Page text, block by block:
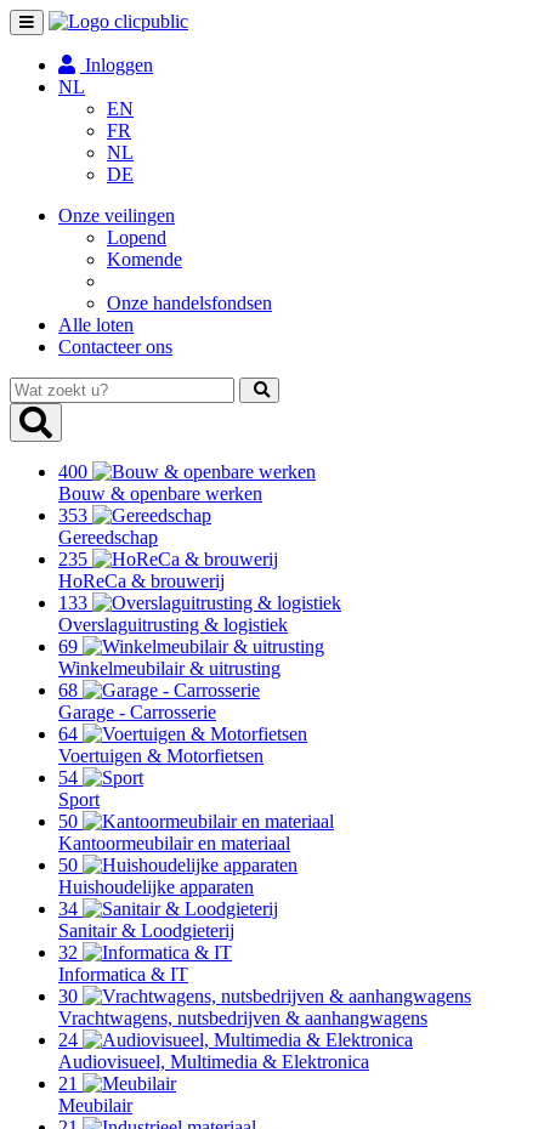
Toggle
navigation
Inloggen
NL
EN
FR
NL
DE
Onze veilingen
Lopend
Komende
Onze handelsfondsen
Alle loten
Contacteer ons
Wat
zoekt
u?
400
Bouw & openbare werken
353
Gereedschap
235
HoReCa & brouwerij
133
Overslaguitrusting & logistiek
69
Winkelmeubilair & uitrusting
68
Garage - Carrosserie
64
Voertuigen & Motorfietsen
54
Sport
50
Kantoormeubilair en materiaal
50
Huishoudelijke apparaten
34
Sanitair & Loodgieterij
32
Informatica & IT
30
Vrachtwagens, nutsbedrijven & aanhangwagens
24
Audiovisueel, Multimedia & Elektronica
21
Meubilair